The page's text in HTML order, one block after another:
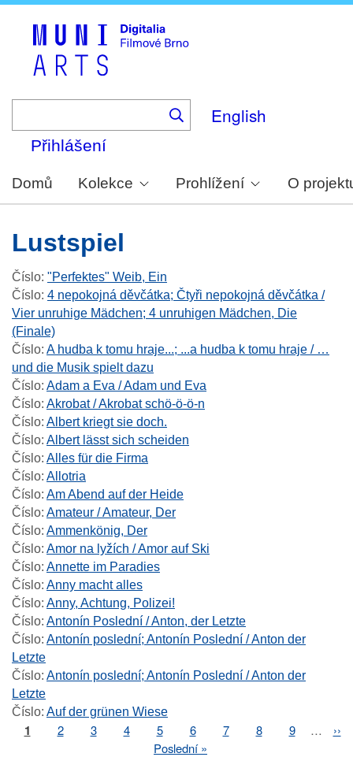
English
Přihlášení
Domů Kolekce Prohlížení O
Lustspiel
Číslo: "Perfektes" Weib, Ein
Číslo: 4 nepokojná děvčátka; Čtyři nepokojná děvčátka /
Vier unruhige Mädchen; 4 unruhigen Mädchen, Die
(Finale)
Číslo: A hudba k tomu hraje...; ...a hudba k tomu hraje / …
und die Musik spielt dazu
Číslo: Adam a Eva / Adam und Eva
Číslo: Akrobat / Akrobat schö-ö-ö-n
Číslo: Albert kriegt sie doch.
Číslo: Albert lässt sich scheiden
Číslo: Alles für die Firma
Číslo: Allotria
Číslo: Am Abend auf der Heide
Číslo: Amateur / Amateur, Der
Číslo: Ammenkönig, Der
Číslo: Amor na lyžích / Amor auf Ski
Číslo: Annette im Paradies
Číslo: Anny macht alles
Číslo: Anny, Achtung, Polizei!
Číslo: Antonín Poslední / Anton, der Letzte
Číslo: Antonín poslední; Antonín Poslední / Anton der
Letzte
Číslo: Antonín poslední; Antonín Poslední / Anton der
Letzte
Číslo: Auf der grünen Wiese
Page
1 Page
2 Page
3 Page
4 Page
5 Page
6 Page
7 Page
8 Page
9 …
››
Last
Poslední »